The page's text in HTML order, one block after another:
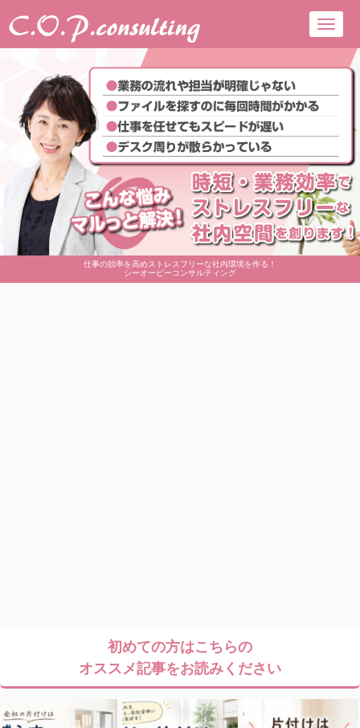
仕事の効率を高めストレスフリーな社内環境を作る！
シーオーピーコンサルティング
初めての方はこちらの
オススメ記事をお読みください